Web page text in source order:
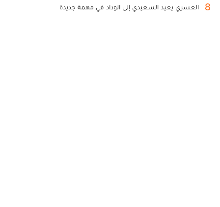
8 العسري يعيد السعيدي إلى الوداد في مهمة جديدة